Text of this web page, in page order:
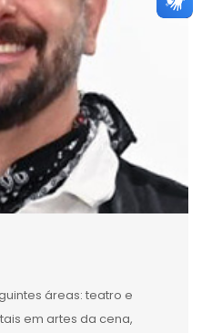
áreas: teatro e
em artes da cena,